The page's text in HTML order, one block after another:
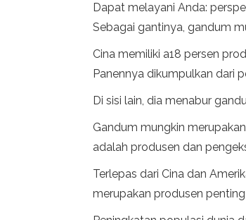
Dapat melayani Anda:
Sebagai gantinya, gandum
Cina memiliki a18 persen
Panennya dikumpulkan dari
Di sisi lain, dia menabur
Gandum mungkin
adalah produsen dan
Terlepas dari Cina dan
merupakan produsen